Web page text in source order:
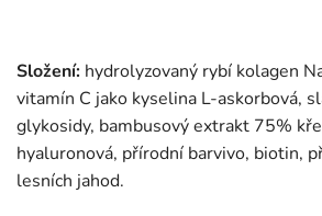
Složení: hydrolyzovaný rybí kolagen
vitamín C jako kyselina L-askorbová,
glykosidy, bambusový extrakt 75%
hyaluronová, přírodní barvivo, biotin,
lesních jahod.